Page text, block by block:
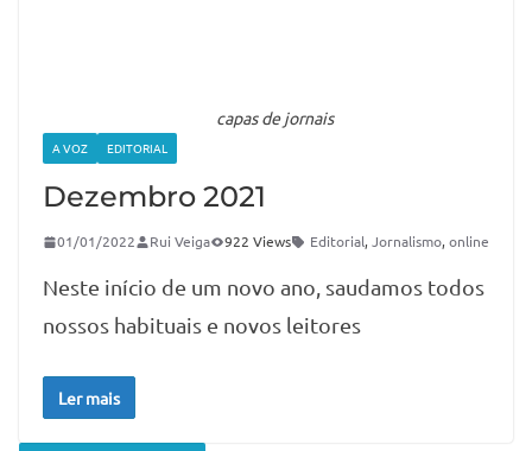
capas de jornais
A VOZ EDITORIAL
Dezembro 2021
01/01/2022 Rui Veiga 922 Views Editorial, Jornalismo, online
Neste início de um novo ano, saudamos todos
nossos habituais e novos leitores
Ler mais